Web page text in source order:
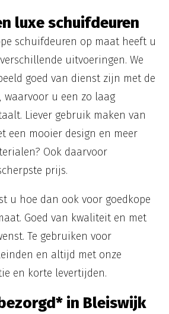
luxe schuifdeuren
schuifdeuren op maat heeft u
uitvoeringen. We
goed van dienst zijn met de
waarvoor u een zo laag
Liever gebruik maken van
een mooier design en meer
Ook daarvoor
prijs.
u hoe dan ook voor goedkope
Goed van kwaliteit en met
Te gebruiken voor
en altijd met onze
en korte levertijden.
in Bleiswijk